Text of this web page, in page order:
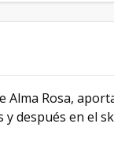
Alma Rosa,
después en el